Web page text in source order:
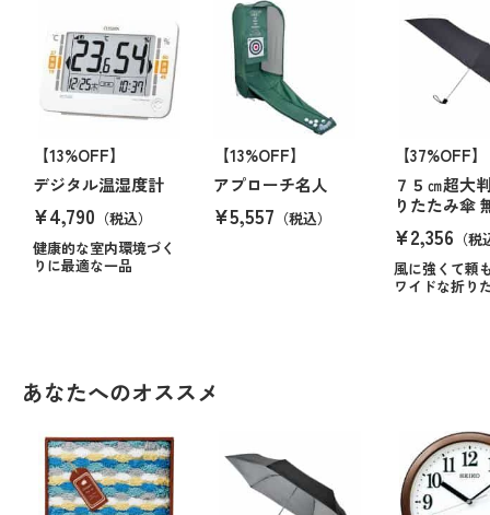
【13%OFF】
デジタル温湿度計
¥4,790 （税込）
健康的な室内環境づく
りに最適な一品
【13%OFF】
アプローチ名人
¥5,557 （税込）
【37%OFF】
７５㎝超大
りたたみ傘
¥2,356 （
風に強くて頼
ワイドな折り
あなたへのオススメ